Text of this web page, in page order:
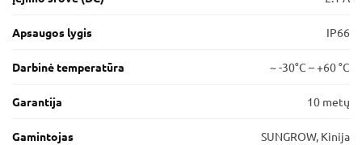
Apsaugos lygis IP66
Darbinė temperatūra ~ -30°C – +60 °C
Garantija 10 metų
Gamintojas SUNGROW, Kinija